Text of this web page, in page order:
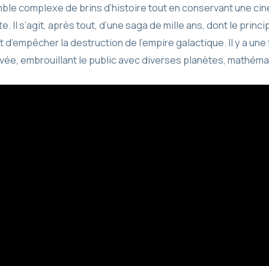
complexe de brins d’histoire tout en conservant une
Il s’agit, après tout, d’une saga de mille ans, dont le
d’empêcher la destruction de l’empire galactique. Il y a
embrouillant le public avec diverses planètes,